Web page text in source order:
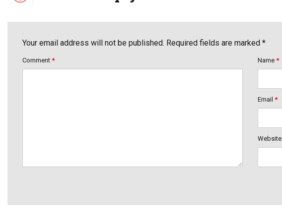
Your email address will not be published. Required fields are marked *
Comment * Name *
Email *
Website